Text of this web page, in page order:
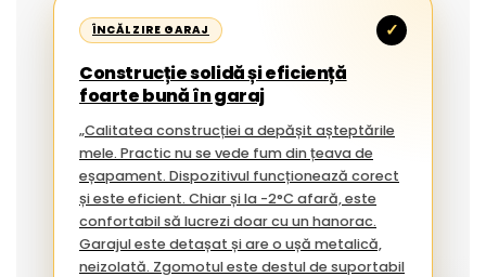
ÎNCĂLZIRE GARAJ ✓
Construcție solidă și eficiență
foarte bună în garaj
„Calitatea construcției a depășit așteptările
mele. Practic nu se vede fum din țeava de
eșapament. Dispozitivul funcționează corect
și este eficient. Chiar și la -2°C afară, este
confortabil să lucrezi doar cu un hanorac.
Garajul este detașat și are o ușă metalică,
neizolată. Zgomotul este destul de suportabil